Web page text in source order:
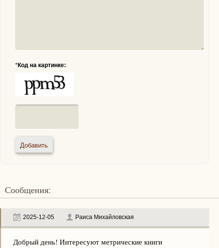
*Код на картинке:
Сообщения:
2025-12-05 Раиса Михайловская
Добрый день! Интересуют метрические книги